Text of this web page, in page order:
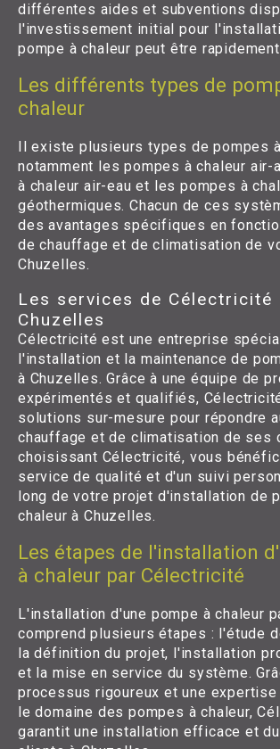
différentes aides et subventions
l'investissement initial pour
pompe à chaleur peut être
Les différents types de
chaleur
Il existe plusieurs types de pompes
notamment les pompes à chaleur air-
à chaleur air-eau et les pompes à
géothermiques. Chacun de ces
des avantages spécifiques en
de chauffage et de climatisation de
Chuzelles.
Les services de Célectricité
Chuzelles
Célectricité est une entreprise
l'installation et la maintenance de
à Chuzelles. Grâce à une équipe de
expérimentés et qualifiés,
solutions sur-mesure pour répondre
chauffage et de climatisation de ses
choisissant Célectricité, vous
service de qualité et d'un suivi
long de votre projet d'installation de
chaleur à Chuzelles.
Les étapes de l'installation
à chaleur par Célectricité
L'installation d'une pompe à chaleur
comprend plusieurs étapes : l'étude
la définition du projet, l'installation
et la mise en service du système.
processus rigoureux et une expertise
le domaine des pompes à chaleur,
garantit une installation efficace et